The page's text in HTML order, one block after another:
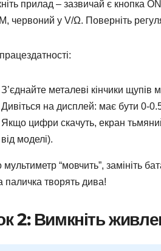
прилад – зазвичай є кнопка
червоний у V/Ω. Поверніть
З’єднайте металеві кінчики щупів
Дивіться на дисплей: має бути 0-
Якщо цифри скачуть, екран
від моделі).
“мовчить”, замініть
паличка творять дива!
2: Вимкніть